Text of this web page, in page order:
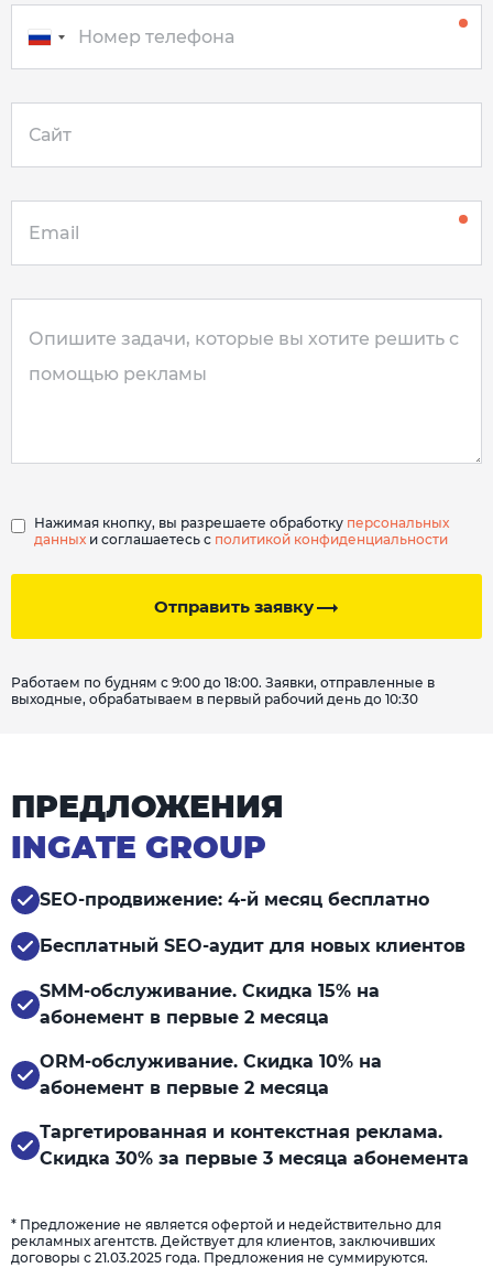
Отправить заявку
Нажимая кнопку, вы разрешаете обработку персональных
данных и соглашаетесь с политикой конфиденциальности
Работаем по будням с 9:00 до 18:00. Заявки, отправленные в
выходные, обрабатываем в первый рабочий день до 10:30
ПРЕДЛОЖЕНИЯ
INGATE GROUP
SEO-продвижение: 4-й месяц бесплатно
Бесплатный SEO-аудит для новых клиентов
SMM-обслуживание. Скидка 15% на
абонемент в первые 2 месяца
ORM-обслуживание. Скидка 10% на
абонемент в первые 2 месяца
Таргетированная и контекстная реклама.
Скидка 30% за первые 3 месяца абонемента
* Предложение не является офертой и недействительно для
рекламных агентств. Действует для клиентов, заключивших
договоры с 21.03.2025 года. Предложения не суммируются.